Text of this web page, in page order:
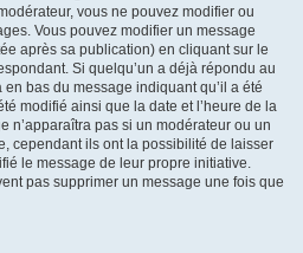
vous ne pouvez modifier ou
Vous pouvez modifier un message
après sa publication) en cliquant sur le
Si quelqu’un a déjà répondu au
en bas du message indiquant qu’il a été
modifié ainsi que la date et l’heure de la
n’apparaîtra pas si un modérateur ou un
cependant ils ont la possibilité de laisser
le message de leur propre initiative.
pas supprimer un message une fois que